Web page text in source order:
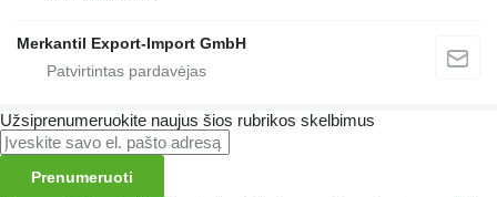
Merkantil Export-Import GmbH
Užsiprenumeruokite naujus šios rubrikos skelbimus
Prenumeruoti